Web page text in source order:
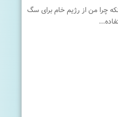
چرا من از رژیم خام برای سگ